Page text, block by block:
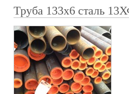
Труба 133х6 сталь